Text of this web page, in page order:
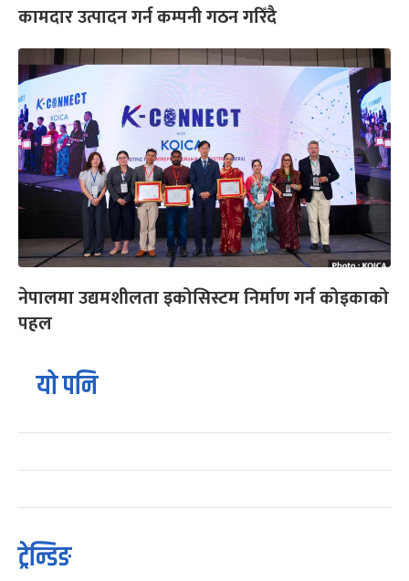
कामदार उत्पादन गर्न कम्पनी गठन गरिँदै
नेपालमा उद्यमशीलता इकोसिस्टम निर्माण गर्न कोइकाको
पहल
यो पनि
ट्रेन्डिङ